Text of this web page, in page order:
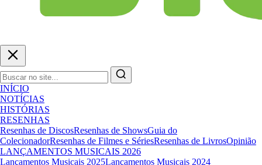
INÍCIO
NOTÍCIAS
HISTÓRIAS
RESENHAS
Resenhas de DiscosResenhas de ShowsGuia do
ColecionadorResenhas de Filmes e SériesResenhas de LivrosOpinião
LANÇAMENTOS MUSICAIS 2026
Lançamentos Musicais 2025Lançamentos Musicais 2024